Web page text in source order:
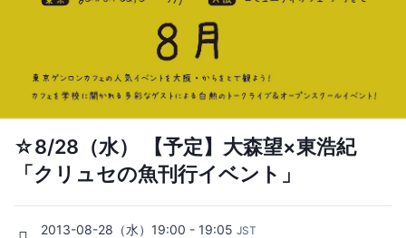
☆8/28（水） 【予定】大森望×東浩紀
「クリュセの魚刊行イベント」
2013-08-28（水）19:00 - 19:05 JST